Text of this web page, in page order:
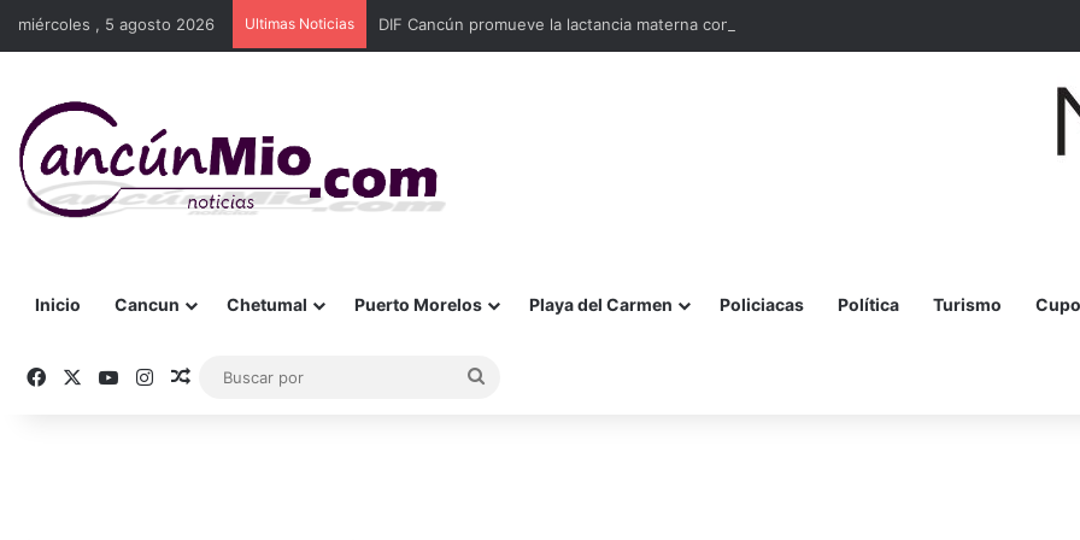
miércoles , 5 agosto 2026 Ultimas Noticias DIF Cancún promueve la lactancia materna con jornada para madres y embarazadas
Inicio Cancun Chetumal Puerto Morelos Playa del Carmen Policiacas Política Turismo
FacebookYouTubeInstagram
Publicación al azar